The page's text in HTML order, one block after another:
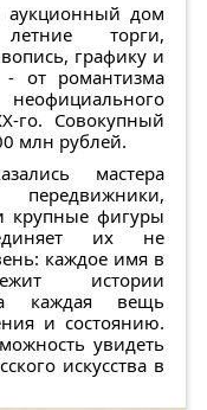
дом
торги,
графику и
- от романтизма
го. Совокупный
млн рублей.
мастера
крупные фигуры
их не
каждое имя в
истории
а каждая вещь
и состоянию.
увидеть
искусства в